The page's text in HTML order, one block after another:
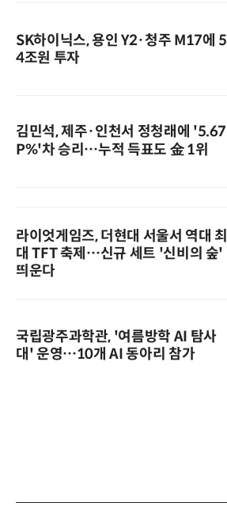
SK하이닉스, 용인 Y2·청주 M17에 5
4조원 투자
김민석, 제주·인천서 정청래에 '5.67
P%'차 승리…누적 득표도 金 1위
라이엇게임즈, 더현대 서울서 역대 최
대 TFT 축제…신규 세트 '신비의 숲'
띄운다
국립광주과학관, '여름방학 AI 탐사
대' 운영…10개 AI 동아리 참가